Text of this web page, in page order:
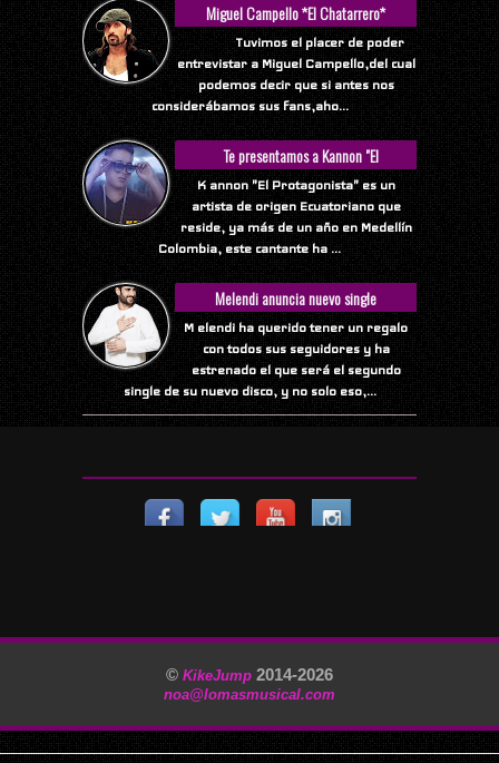
Miguel Campello *El Chatarrero*
Tuvimos el placer de poder
entrevistar a Miguel Campello,del cual
podemos decir que si antes nos
considerábamos sus fans,aho...
Te presentamos a Kannon "El
Protagonista"
K annon "El Protagonista" es un
artista de origen Ecuatoriano que
reside, ya más de un año en Medellín
Colombia, este cantante ha ...
Melendi anuncia nuevo single
M elendi ha querido tener un regalo
con todos sus seguidores y ha
estrenado el que será el segundo
single de su nuevo disco, y no solo eso,...
© KikeJump 2014-2026
noa@lomasmusical.com